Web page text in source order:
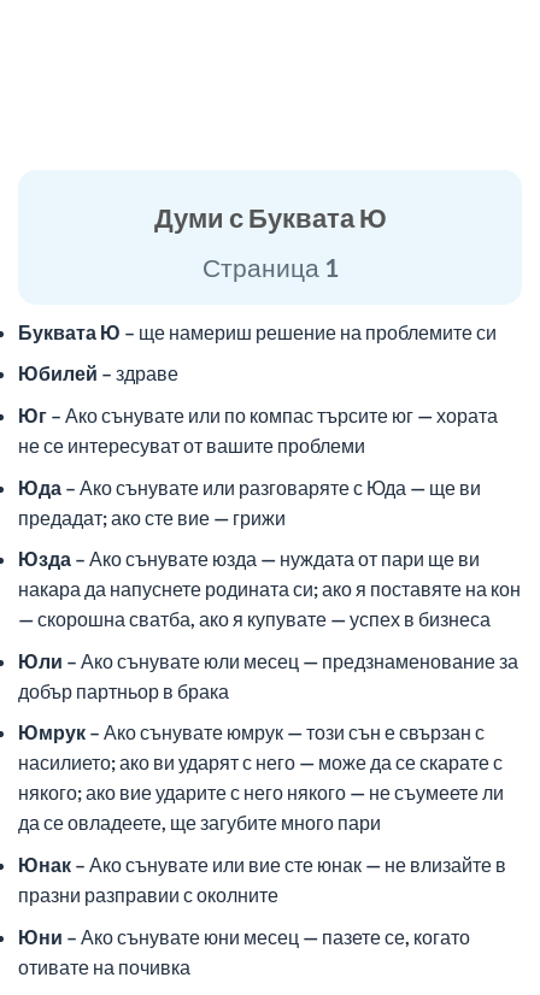
Думи с Буквата Ю
Страница 1
Буквата Ю – ще намериш решение на проблемите си
Юбилей – здраве
Юг – Ако сънувате или по компас търсите юг — хората
не се интересуват от вашите проблеми
Юда – Ако сънувате или разговаряте с Юда — ще ви
предадат; ако сте вие — грижи
Юзда – Ако сънувате юзда — нуждата от пари ще ви
накара да напуснете родината си; ако я поставяте на кон
— скорошна сватба, ако я купувате — успех в бизнеса
Юли – Ако сънувате юли месец — предзнаменование за
добър партньор в брака
Юмрук – Ако сънувате юмрук — този сън е свързан с
насилието; ако ви ударят с него — може да се скарате с
някого; ако вие ударите с него някого — не съумеете ли
да се овладеете, ще загубите много пари
Юнак – Ако сънувате или вие сте юнак — не влизайте в
празни разправии с околните
Юни – Ако сънувате юни месец — пазете се, когато
отивате на почивка